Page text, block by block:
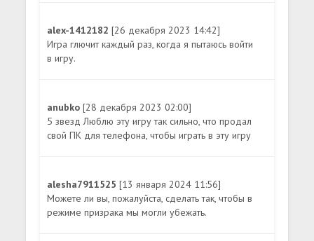
alex-1412182[26 декабря 2023 14:42]
Игра глючит каждый раз, когда я пытаюсь войти
в игру.
anubko[28 декабря 2023 02:00]
5 звезд Люблю эту игру так сильно, что продал
свой ПК для телефона, чтобы играть в эту игру
alesha7911525[13 января 2024 11:56]
Можете ли вы, пожалуйста, сделать так, чтобы в
режиме призрака мы могли убежать.